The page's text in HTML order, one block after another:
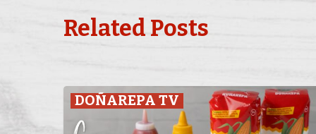
Related Posts
DOÑAREPA TV
Corn